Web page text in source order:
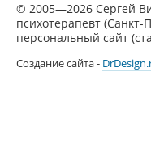
© 2005—2026 Сергей
психотерапевт
персональный сайт
Создание сайта -